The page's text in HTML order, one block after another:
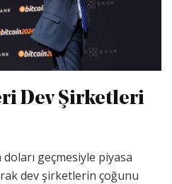
Dev Şirketleri
doları geçmesiyle piyasa
dev şirketlerin çoğunu